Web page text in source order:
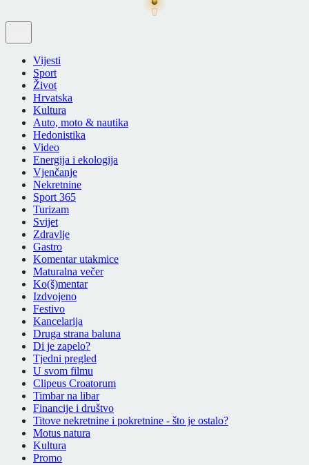
Vijesti
Sport
Život
Hrvatska
Kultura
Auto, moto & nautika
Hedonistika
Video
Energija i ekologija
Vjenčanje
Nekretnine
Sport 365
Turizam
Svijet
Zdravlje
Gastro
Komentar utakmice
Maturalna večer
Ko(š)mentar
Izdvojeno
Festivo
Kancelarija
Druga strana baluna
Di je zapelo?
Tjedni pregled
U svom filmu
Clipeus Croatorum
Timbar na libar
Financije i društvo
Titove nekretnine i pokretnine - što je ostalo?
Motus natura
Kultura
Promo